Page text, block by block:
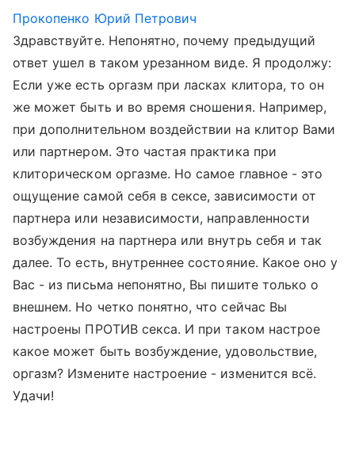
Прокопенко Юрий Петрович
Здравствуйте. Непонятно, почему предыдущий
ответ ушел в таком урезанном виде. Я продолжу:
Если уже есть оргазм при ласках клитора, то он
же может быть и во время сношения. Например,
при дополнительном воздействии на клитор Вами
или партнером. Это частая практика при
клиторическом оргазме. Но самое главное - это
ощущение самой себя в сексе, зависимости от
партнера или независимости, направленности
возбуждения на партнера или внутрь себя и так
далее. То есть, внутреннее состояние. Какое оно у
Вас - из письма непонятно, Вы пишите только о
внешнем. Но четко понятно, что сейчас Вы
настроены ПРОТИВ секса. И при таком настрое
какое может быть возбуждение, удовольствие,
оргазм? Измените настроение - изменится всё.
Удачи!